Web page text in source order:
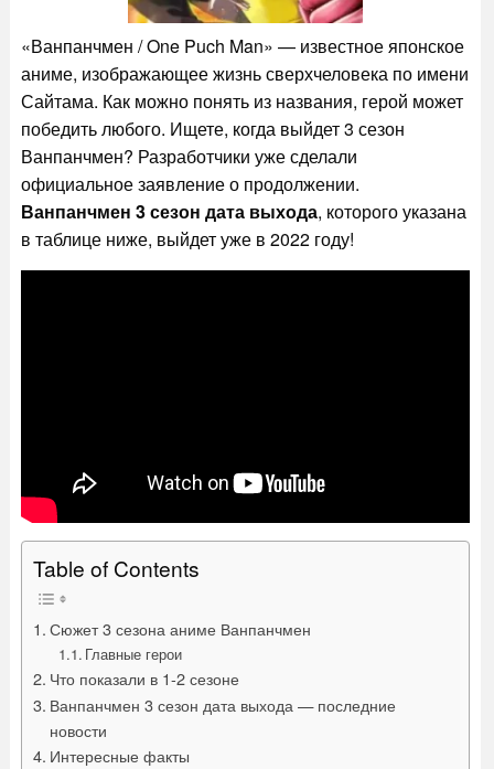
«Ванпанчмен / One Puch Man» — известное японское
аниме, изображающее жизнь сверхчеловека по имени
Сайтама. Как можно понять из названия, герой может
победить любого. Ищете, когда выйдет 3 сезон
Ванпанчмен? Разработчики уже сделали
официальное заявление о продолжении.
Ванпанчмен 3 сезон дата выхода, которого указана
в таблице ниже, выйдет уже в 2022 году!
Table of Contents
Сюжет 3 сезона аниме Ванпанчмен
Главные герои
Что показали в 1-2 сезоне
Ванпанчмен 3 сезон дата выхода — последние
новости
Интересные факты